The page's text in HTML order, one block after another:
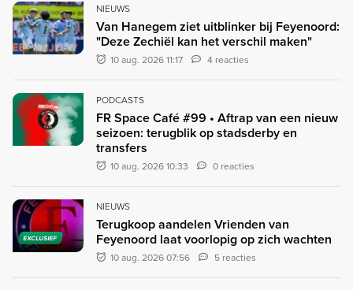
NIEUWS
Van Hanegem ziet uitblinker bij Feyenoord:
"Deze Zechiël kan het verschil maken"
10 aug. 2026 11:17 4 reacties
PODCASTS
FR Space Café #99 • Aftrap van een nieuw
seizoen: terugblik op stadsderby en
transfers
10 aug. 2026 10:33 0 reacties
EXCLUSIEF
NIEUWS
Terugkoop aandelen Vrienden van
Feyenoord laat voorlopig op zich wachten
10 aug. 2026 07:56 5 reacties